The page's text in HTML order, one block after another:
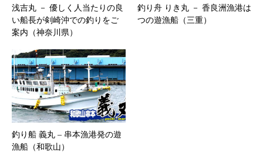
浅吉丸 － 優しく人当たりの良
い船長が剣崎沖での釣りをご
案内（神奈川県）
釣り舟 りき丸 － 香良洲漁港は
つの遊漁船（三重）
釣り船 義丸 – 串本漁港発の遊
漁船（和歌山）